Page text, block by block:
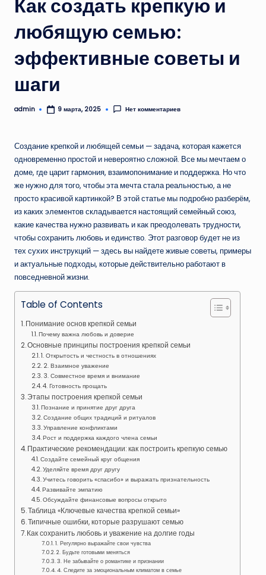
Как создать крепкую и
любящую семью:
эффективные советы и
шаги
Запись
admin 9 марта, 2025 Нет комментариев
Создание крепкой и любящей семьи — задача, которая кажется
одновременно простой и невероятно сложной. Все мы мечтаем о
доме, где царит гармония, взаимопонимание и поддержка. Но что
же нужно для того, чтобы эта мечта стала реальностью, а не
просто красивой картинкой? В этой статье мы подробно разберём,
из каких элементов складывается настоящий семейный союз,
какие качества нужно развивать и как преодолевать трудности,
чтобы сохранить любовь и единство. Этот разговор будет не из
тех сухих инструкций — здесь вы найдете живые советы, примеры
и актуальные подходы, которые действительно работают в
повседневной жизни.
Table of Contents
Понимание основ крепкой семьи
Почему важна любовь и доверие
Основные принципы построения крепкой семьи
1. Открытость и честность в отношениях
2. Взаимное уважение
3. Совместное время и внимание
4. Готовность прощать
Этапы построения крепкой семьи
Познание и принятие друг друга
Создание общих традиций и ритуалов
Управление конфликтами
Рост и поддержка каждого члена семьи
Практические рекомендации: как построить крепкую семью
Создайте семейный круг общения
Уделяйте время друг другу
Учитесь говорить «спасибо» и выражать признательность
Развивайте эмпатию
Обсуждайте финансовые вопросы открыто
Таблица «Ключевые качества крепкой семьи»
Типичные ошибки, которые разрушают семью
Как сохранить любовь и уважение на долгие годы
1. Регулярно выражайте свои чувства
2. Будьте готовыми меняться
3. Не забывайте о романтике и признании
4. Следите за эмоциональным климатом в семье